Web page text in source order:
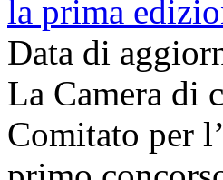
la prima
Data di
La Camera di
Comitato per